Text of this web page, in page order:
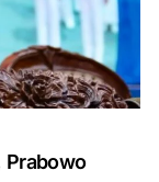
Prabowo